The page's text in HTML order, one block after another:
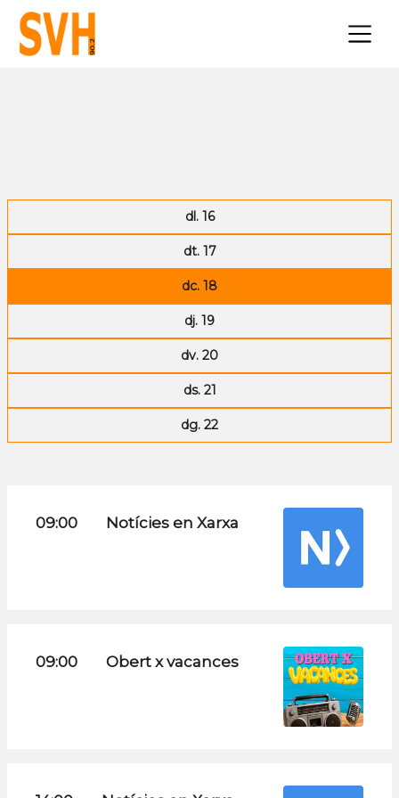
×
dl. 16
dt. 17
dc. 18
dj. 19
dv. 20
ds. 21
dg. 22
09:00 Notícies en Xarxa
09:00 Obert x vacances